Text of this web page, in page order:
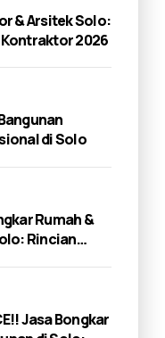
& Arsitek Solo:
2026
di Solo
Rumah &
Rincian
Jasa Bongkar